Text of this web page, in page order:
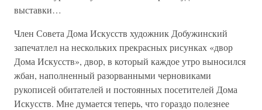
выставки…
Член Совета Дома Искусств художник Добужинский
запечатлел на нескольких прекрасных рисунках «двор
Дома Искусств», двор, в который каждое утро выносился
жбан, наполненный разорванными черновиками
рукописей обитателей и постоянных посетителей Дома
Искусств. Мне думается теперь, что гораздо полезнее